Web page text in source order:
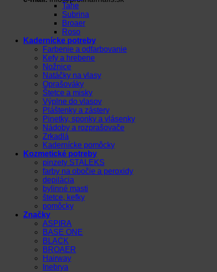
Tahe
Subrina
Broaer
Roso
Kadernícke potreby
Farbenie a odfarbovanie
Kefy a hrebene
Nožnice
Natáčky na vlasy
Oprašováky
Štetce a misky
Výplne do vlasov
Pláštenky a zástery
Pinetky, sponky a vlásenky
Nádoby a rozprašovače
Zrkadlá
Kadernícke pomôcky
Kozmetické potreby
pinzety STALEKS
farby na obočie a peroxidy
depilácia
bylinné masti
štetce, kefky
pomôcky
Značky
ASPIRA
BASE ONE
BLACK
BROAER
Hairway
Inebrya